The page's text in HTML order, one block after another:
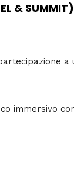
& SUMMIT)
a
immersivo